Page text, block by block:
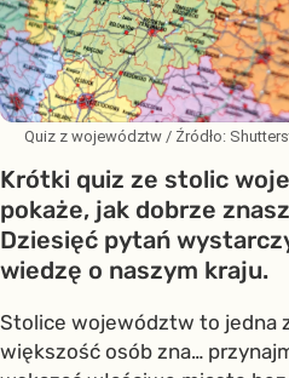
Quiz z województw / Źródło:
Krótki quiz ze stolic
pokaże, jak dobrze
Dziesięć pytań
wiedzę o naszym kraju.
Stolice województw to jedna
większość osób zna…